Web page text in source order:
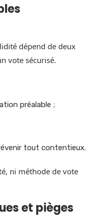
dépend de deux
vote sécurisé.
préalable ;
tout contentieux.
ni méthode de vote
et pièges